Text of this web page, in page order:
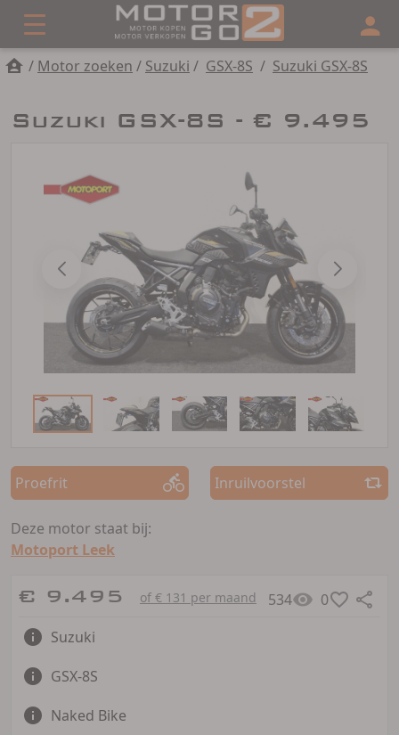
/ Motor zoeken / Suzuki / GSX-8S / Suzuki GSX-8S
Suzuki GSX-8S - € 9.495
Proefrit Inruilvoorstel
Deze motor staat bij:
Motoport Leek
€ 9.495 of € 131 per maand 534
0
Suzuki
GSX-8S
Naked Bike